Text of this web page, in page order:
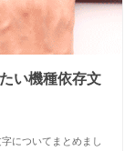
い機種依存文
についてまとめまし